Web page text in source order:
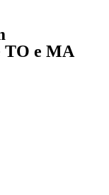
TO e MA